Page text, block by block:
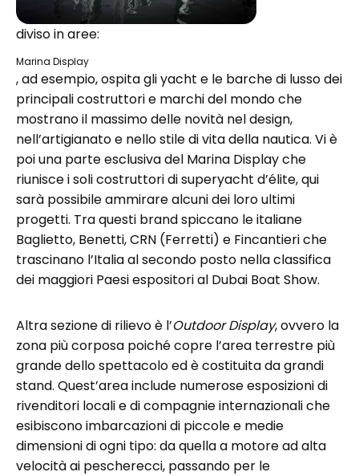
diviso in aree:
Marina Display
, ad esempio, ospita gli yacht e le barche di lusso dei
principali costruttori e marchi del mondo che
mostrano il massimo delle novità nel design,
nell’artigianato e nello stile di vita della nautica. Vi è
poi una parte esclusiva del Marina Display che
riunisce i soli costruttori di superyacht d’élite, qui
sarà possibile ammirare alcuni dei loro ultimi
progetti. Tra questi brand spiccano le italiane
Baglietto, Benetti, CRN (Ferretti) e Fincantieri che
trascinano l’Italia al secondo posto nella classifica
dei maggiori Paesi espositori al Dubai Boat Show.
Altra sezione di rilievo è l’Outdoor Display, ovvero la
zona più corposa poiché copre l’area terrestre più
grande dello spettacolo ed è costituita da grandi
stand. Quest’area include numerose esposizioni di
rivenditori locali e di compagnie internazionali che
esibiscono imbarcazioni di piccole e medie
dimensioni di ogni tipo: da quella a motore ad alta
velocità ai pescherecci, passando per le